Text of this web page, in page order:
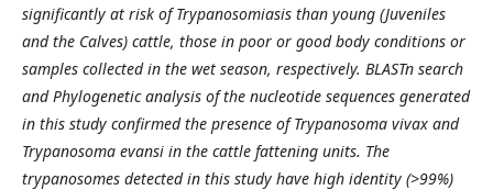
significantly at risk of Trypanosomiasis than young (Juveniles
and the Calves) cattle, those in poor or good body conditions or
samples collected in the wet season, respectively. BLASTn search
and Phylogenetic analysis of the nucleotide sequences generated
in this study confirmed the presence of Trypanosoma vivax and
Trypanosoma evansi in the cattle fattening units. The
trypanosomes detected in this study have high identity (>99%)